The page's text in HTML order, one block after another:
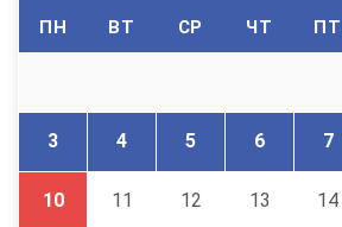
ПН ВТ СР ЧТ ПТ
3 4 5 6 7
10 11 12 13 14